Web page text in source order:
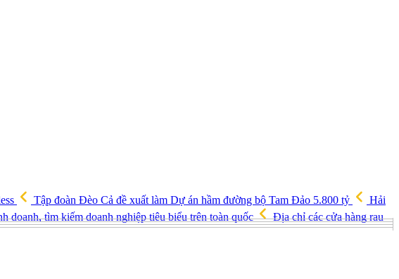
Tập đoàn Đèo Cả đề xuất làm Dự án hầm đường bộ Tam Đảo 5.800 tỷ
Hải
doanh, tìm kiếm doanh nghiệp tiêu biểu trên toàn quốc
Địa chỉ các cửa hàng rau